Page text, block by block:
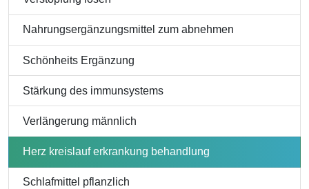
Nahrungsergänzungsmittel zum abnehmen
Schönheits Ergänzung
Stärkung des immunsystems
Verlängerung männlich
Herz kreislauf erkrankung behandlung
Schlafmittel pflanzlich